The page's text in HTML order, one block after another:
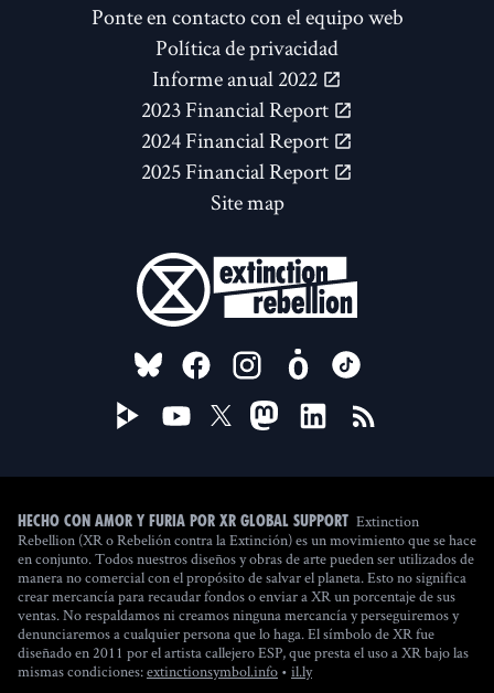
Ponte en contacto con el equipo web
Política de privacidad
Informe anual 2022
2023 Financial Report
2024 Financial Report
2025 Financial Report
Site map
FOLLOW US ON
Hecho con amor y furia por XR Global Support Extinction
Rebellion (XR o Rebelión contra la Extinción) es un movimiento que se hace
en conjunto. Todos nuestros diseños y obras de arte pueden ser utilizados de
manera no comercial con el propósito de salvar el planeta. Esto no significa
crear mercancía para recaudar fondos o enviar a XR un porcentaje de sus
ventas. No respaldamos ni creamos ninguna mercancía y perseguiremos y
denunciaremos a cualquier persona que lo haga. El símbolo de XR fue
diseñado en 2011 por el artista callejero ESP, que presta el uso a XR bajo las
mismas condiciones:extinctionsymbol.info • il.ly(new window)